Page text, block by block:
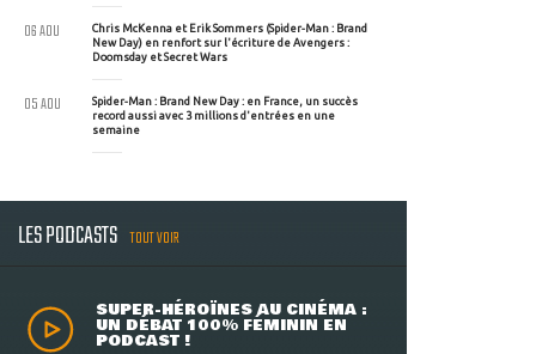
Chris McKenna et Erik Sommers (Spider-Man : Brand
New Day) en renfort sur l'écriture de Avengers :
Doomsday et Secret Wars
06 AOU
Spider-Man : Brand New Day : en France, un succès
record aussi avec 3 millions d'entrées en une
semaine
05 AOU
LES PODCASTS TOUT VOIR
SUPER-HÉROÏNES AU CINÉMA :
UN DÉBAT 100% FÉMININ EN
PODCAST !